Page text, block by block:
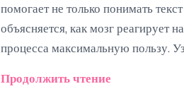
помогает не только понимать
объясняется, как мозг реагирует
процесса максимальную пользу.
Продолжить чтение